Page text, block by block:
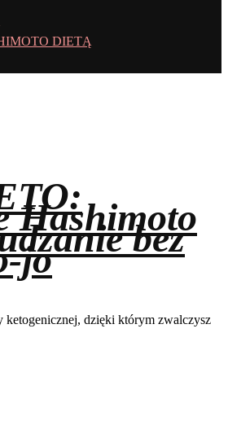
DIETĄ
Hashimoto
bez
jo
ketogenicznej, dzięki którym zwalczysz